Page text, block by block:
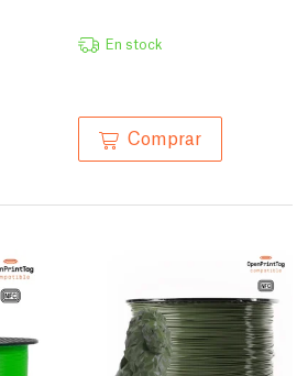
En stock
Comprar